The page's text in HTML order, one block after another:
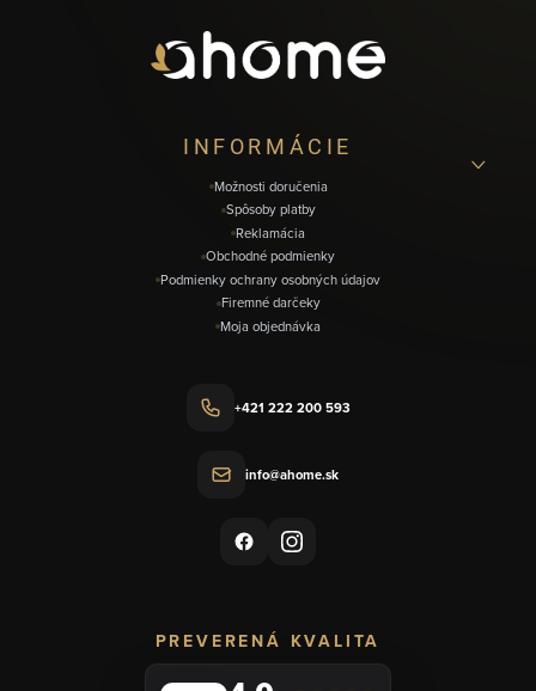
INFORMÁCIE
Možnosti doručenia
Spôsoby platby
Reklamácia
Obchodné podmienky
Podmienky ochrany osobných údajov
Firemné darčeky
Moja objednávka
+421 222 200 593
info@ahome.sk
PREVERENÁ KVALITA